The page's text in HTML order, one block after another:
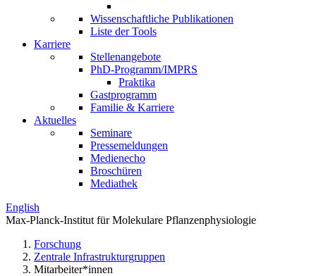
Wissenschaftliche Publikationen
Liste der Tools
Karriere
Stellenangebote
PhD-Programm/IMPRS
Praktika
Gastprogramm
Familie & Karriere
Aktuelles
Seminare
Pressemeldungen
Medienecho
Broschüren
Mediathek
English
Max-Planck-Institut für Molekulare Pflanzenphysiologie
Forschung
Zentrale Infrastrukturgruppen
Mitarbeiter*innen